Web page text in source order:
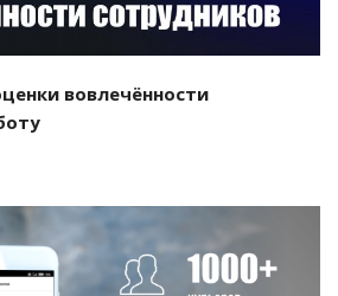
вовлечённости